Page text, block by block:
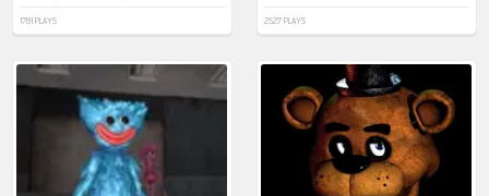
1781 PLAYS 2527 PLAYS